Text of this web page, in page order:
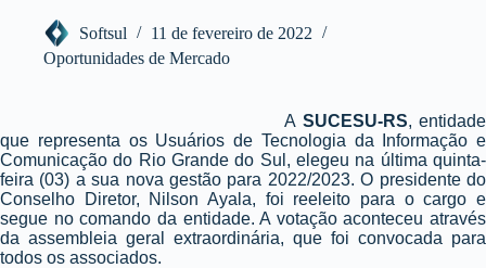
Softsul
11 de fevereiro de 2022
Oportunidades de Mercado
A SUCESU-RS, entidade
que representa os Usuários de Tecnologia da Informação e
Comunicação do Rio Grande do Sul, elegeu na última quinta-
feira (03) a sua nova gestão para 2022/2023. O presidente do
Conselho Diretor, Nilson Ayala, foi reeleito para o cargo e
segue no comando da entidade. A votação aconteceu através
da assembleia geral extraordinária, que foi convocada para
todos os associados.